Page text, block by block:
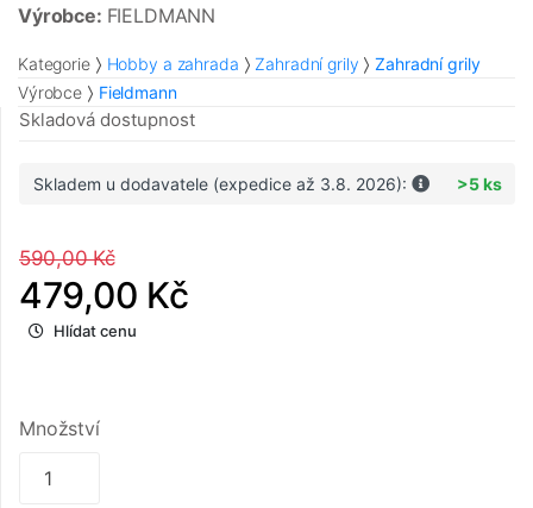
Výrobce: FIELDMANN
Kategorie Hobby a zahrada Zahradní grily
Zahradní grily
Výrobce
Fieldmann
Skladová dostupnost
Skladem u dodavatele (expedice až 3.8. 2026): >5 ks
590,00 Kč
479,00 Kč
Hlídat cenu
Množství